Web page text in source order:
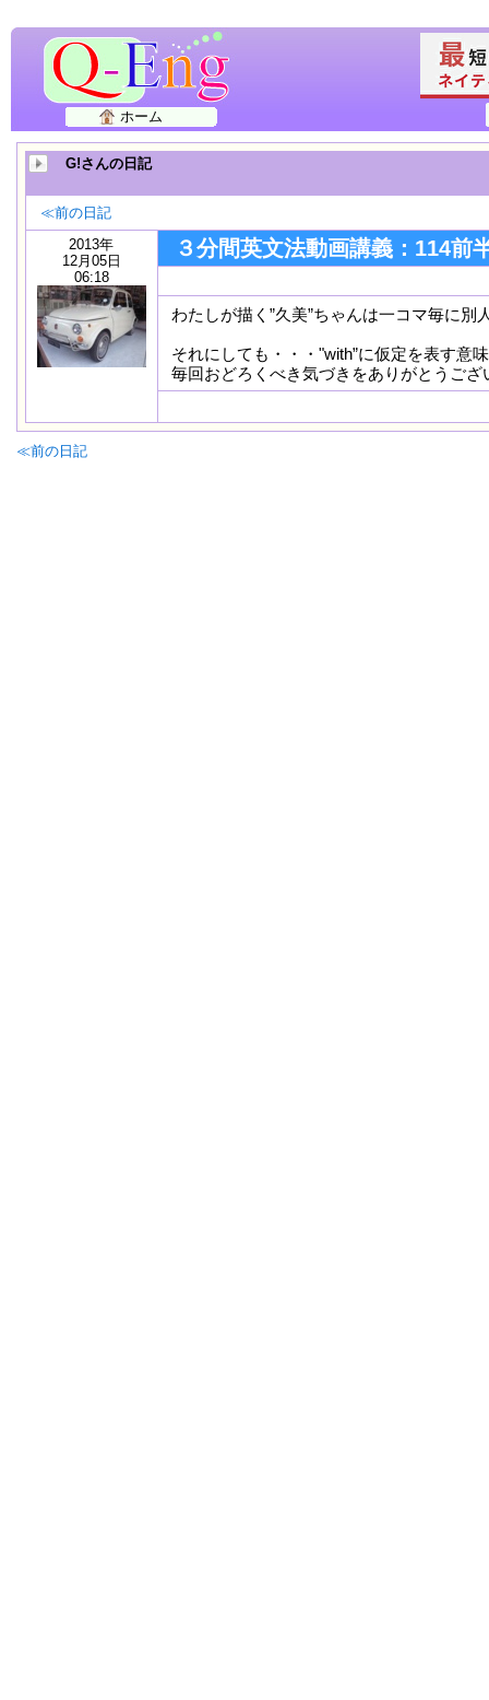
ホーム
G!さんの日記
≪前の日記
2013年
12月05日
06:18
３分間英文法動画講義：114前
わたしが描く”久美”ちゃんは一コマ毎に別
それにしても・・・"with”に仮定を表す意
毎回おどろくべき気づきをありがとうござ
≪前の日記